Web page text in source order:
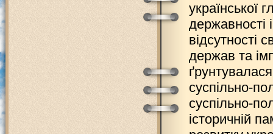
української
державності
відсутності
держав та
ґрунтувалася
суспільно-
суспільно-
історичній